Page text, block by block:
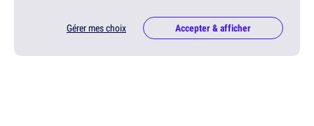
Gérer mes choix Accepter & afficher